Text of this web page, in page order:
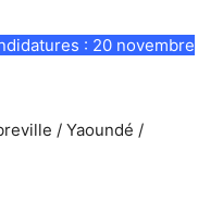
: 20 novembre
/ Yaoundé /